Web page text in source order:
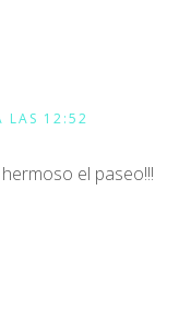
LAS 12:52
el paseo!!!